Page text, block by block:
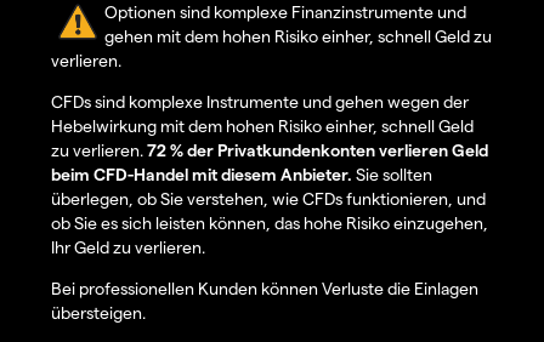
Optionen sind komplexe Finanzinstrumente und
gehen mit dem hohen Risiko einher, schnell Geld zu
verlieren.
CFDs sind komplexe Instrumente und gehen wegen der
Hebelwirkung mit dem hohen Risiko einher, schnell Geld
zu verlieren.72 % der Privatkundenkonten verlieren Geld
beim CFD-Handel mit diesem Anbieter. Sie sollten
überlegen, ob Sie verstehen, wie CFDs funktionieren, und
ob Sie es sich leisten können, das hohe Risiko einzugehen,
Ihr Geld zu verlieren.
Bei professionellen Kunden können Verluste die Einlagen
übersteigen.